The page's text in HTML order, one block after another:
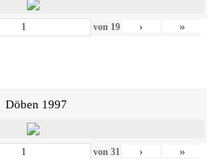
von 19 › »
Döben 1997
von 31 › »